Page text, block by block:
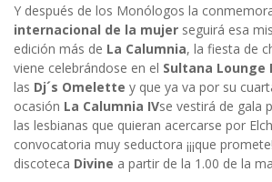
Y después de los Monólogos la
internacional de la mujer seguirá esa
edición más de La Calumnia, la fiesta de
viene celebrándose en el Sultana Lounge
las Dj´s Omelette y que ya va por su
ocasión La Calumnia IVse vestirá de gala
las lesbianas que quieran acercarse por
convocatoria muy seductora ¡¡¡que
discoteca Divine a partir de la 1.00 de la